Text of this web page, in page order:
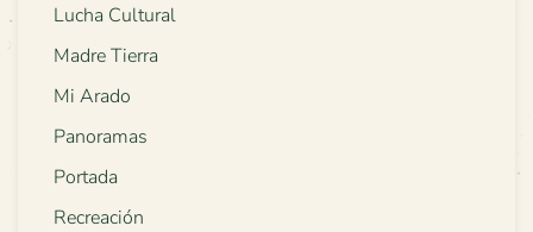
Lucha Cultural
Madre Tierra
Mi Arado
Panoramas
Portada
Recreación